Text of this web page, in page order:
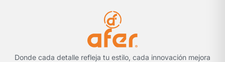
Donde cada detalle refleja tu estilo, cada innovación mejora